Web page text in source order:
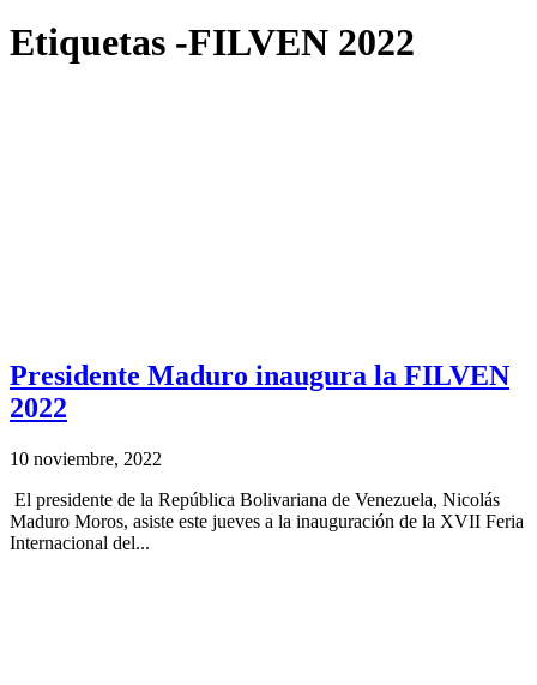
Etiquetas -FILVEN 2022
Presidente Maduro inaugura la FILVEN
2022
10 noviembre, 2022
El presidente de la República Bolivariana de Venezuela, Nicolás
Maduro Moros, asiste este jueves a la inauguración de la XVII Feria
Internacional del...